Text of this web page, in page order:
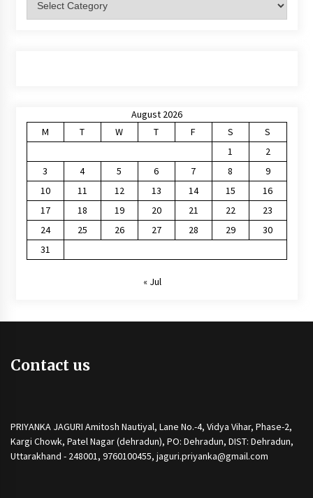
August 2026
M
T W T F S
S
1
2
3
4 5 6 7 8
9
10
11 12 13 14 15
16
17
18 19 20 21 22
23
24
25 26 27 28 29
30
31
« Jul
Contact us
PRIYANKA JAGURI Amitosh Nautiyal, Lane No.-4, Vidya Vihar, Phase-2,
Kargi Chowk, Patel Nagar (dehradun), PO: Dehradun, DIST: Dehradun,
Uttarakhand - 248001, 9760100455, jaguri.priyanka@gmail.com